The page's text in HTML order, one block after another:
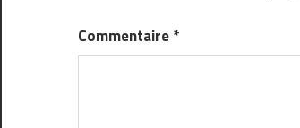
Commentaire*